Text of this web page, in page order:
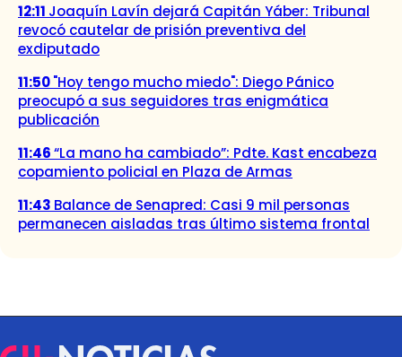
12:11 Joaquín Lavín dejará Capitán Yáber: Tribunal
revocó cautelar de prisión preventiva del
exdiputado
11:50"Hoy tengo mucho miedo": Diego Pánico
preocupó a sus seguidores tras enigmática
publicación
11:46“La mano ha cambiado”: Pdte. Kast encabeza
copamiento policial en Plaza de Armas
11:43 Balance de Senapred: Casi 9 mil personas
permanecen aisladas tras último sistema frontal